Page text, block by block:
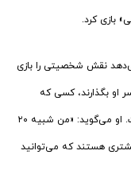
بازی کرد.
نقش شخصیتی را بازی
او بگذارند، کسی که
سنگینی سال‌ها و مصدومیت کاملاً در او مشهود است. او می‌گوید: «من شبیه ۲۰
هستند که می‌توانید